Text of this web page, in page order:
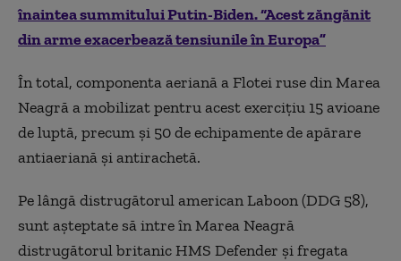
înaintea summitului Putin-Biden. “Acest zăngănit
din arme exacerbează tensiunile în Europa”
În total, componenta aeriană a Flotei ruse din Marea
Neagră a mobilizat pentru acest exerciţiu 15 avioane
de luptă, precum şi 50 de echipamente de apărare
antiaeriană şi antirachetă.
Pe lângă distrugătorul american Laboon (DDG 58),
sunt aşteptate să intre în Marea Neagră
distrugătorul britanic HMS Defender şi fregata